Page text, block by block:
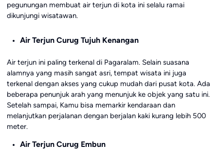
pegunungan membuat air terjun di kota ini selalu ramai
dikunjungi wisatawan.
Air Terjun Curug Tujuh Kenangan
Air terjun ini paling terkenal di Pagaralam. Selain suasana
alamnya yang masih sangat asri, tempat wisata ini juga
terkenal dengan akses yang cukup mudah dari pusat kota. Ada
beberapa penunjuk arah yang menunjuk ke objek yang satu ini.
Setelah sampai, Kamu bisa memarkir kendaraan dan
melanjutkan perjalanan dengan berjalan kaki kurang lebih 500
meter.
Air Terjun Curug Embun